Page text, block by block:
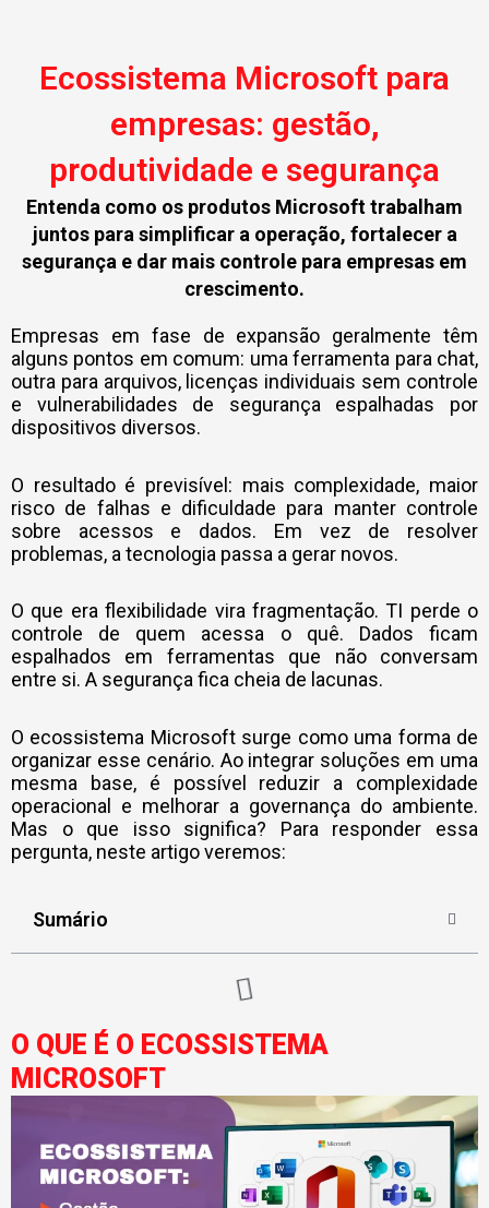
Ecossistema Microsoft para
empresas: gestão,
produtividade e segurança
Entenda como os produtos Microsoft trabalham
juntos para simplificar a operação, fortalecer a
segurança e dar mais controle para empresas em
crescimento.
Empresas em fase de expansão geralmente têm
alguns pontos em comum: uma ferramenta para chat,
outra para arquivos, licenças individuais sem controle
e vulnerabilidades de segurança espalhadas por
dispositivos diversos.
O resultado é previsível: mais complexidade, maior
risco de falhas e dificuldade para manter controle
sobre acessos e dados. Em vez de resolver
problemas, a tecnologia passa a gerar novos.
O que era flexibilidade vira fragmentação. TI perde o
controle de quem acessa o quê. Dados ficam
espalhados em ferramentas que não conversam
entre si. A segurança fica cheia de lacunas.
O ecossistema Microsoftsurge como uma forma de
organizar esse cenário. Ao integrar soluções em uma
mesma base, é possível reduzir a complexidade
operacional e melhorar a governança do ambiente.
Mas o que isso significa? Para responder essa
pergunta, neste artigo veremos:
Sumário
O QUE É O ECOSSISTEMA
MICROSOFT